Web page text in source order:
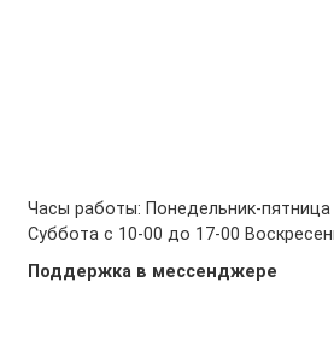
Часы работы: Понедельник-
Суббота с 10-00 до 17-00
Поддержка в мессенджере